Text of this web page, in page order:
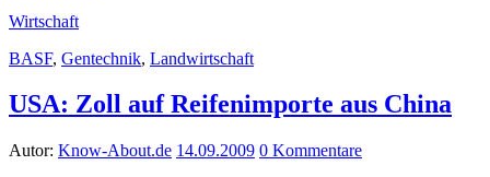
Wirtschaft
BASF, Gentechnik, Landwirtschaft
USA: Zoll auf Reifenimporte aus China
Autor: Know-About.de 14.09.2009 0 Kommentare